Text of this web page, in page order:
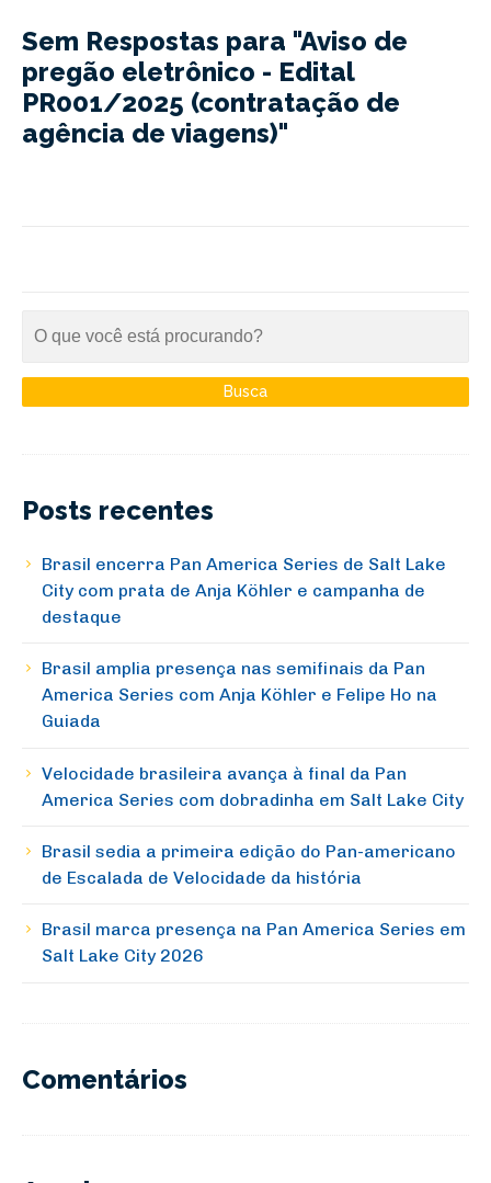
Sem Respostas para "Aviso de
pregão eletrônico - Edital
PR001/2025 (contratação de
agência de viagens)"
Posts recentes
Brasil encerra Pan America Series de Salt Lake
City com prata de Anja Köhler e campanha de
destaque
Brasil amplia presença nas semifinais da Pan
America Series com Anja Köhler e Felipe Ho na
Guiada
Velocidade brasileira avança à final da Pan
America Series com dobradinha em Salt Lake City
Brasil sedia a primeira edição do Pan-americano
de Escalada de Velocidade da história
Brasil marca presença na Pan America Series em
Salt Lake City 2026
Comentários